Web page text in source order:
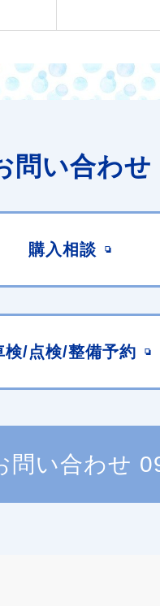
問い合わせ
購入相談
検/点検/整備予約
問い合わせ